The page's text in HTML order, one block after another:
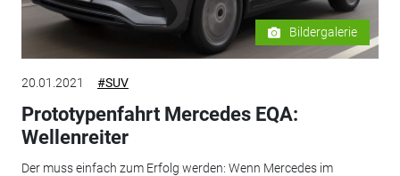
Bildergalerie
20.01.2021 #SUV
Prototypenfahrt Mercedes EQA:
Wellenreiter
Der muss einfach zum Erfolg werden: Wenn Mercedes im